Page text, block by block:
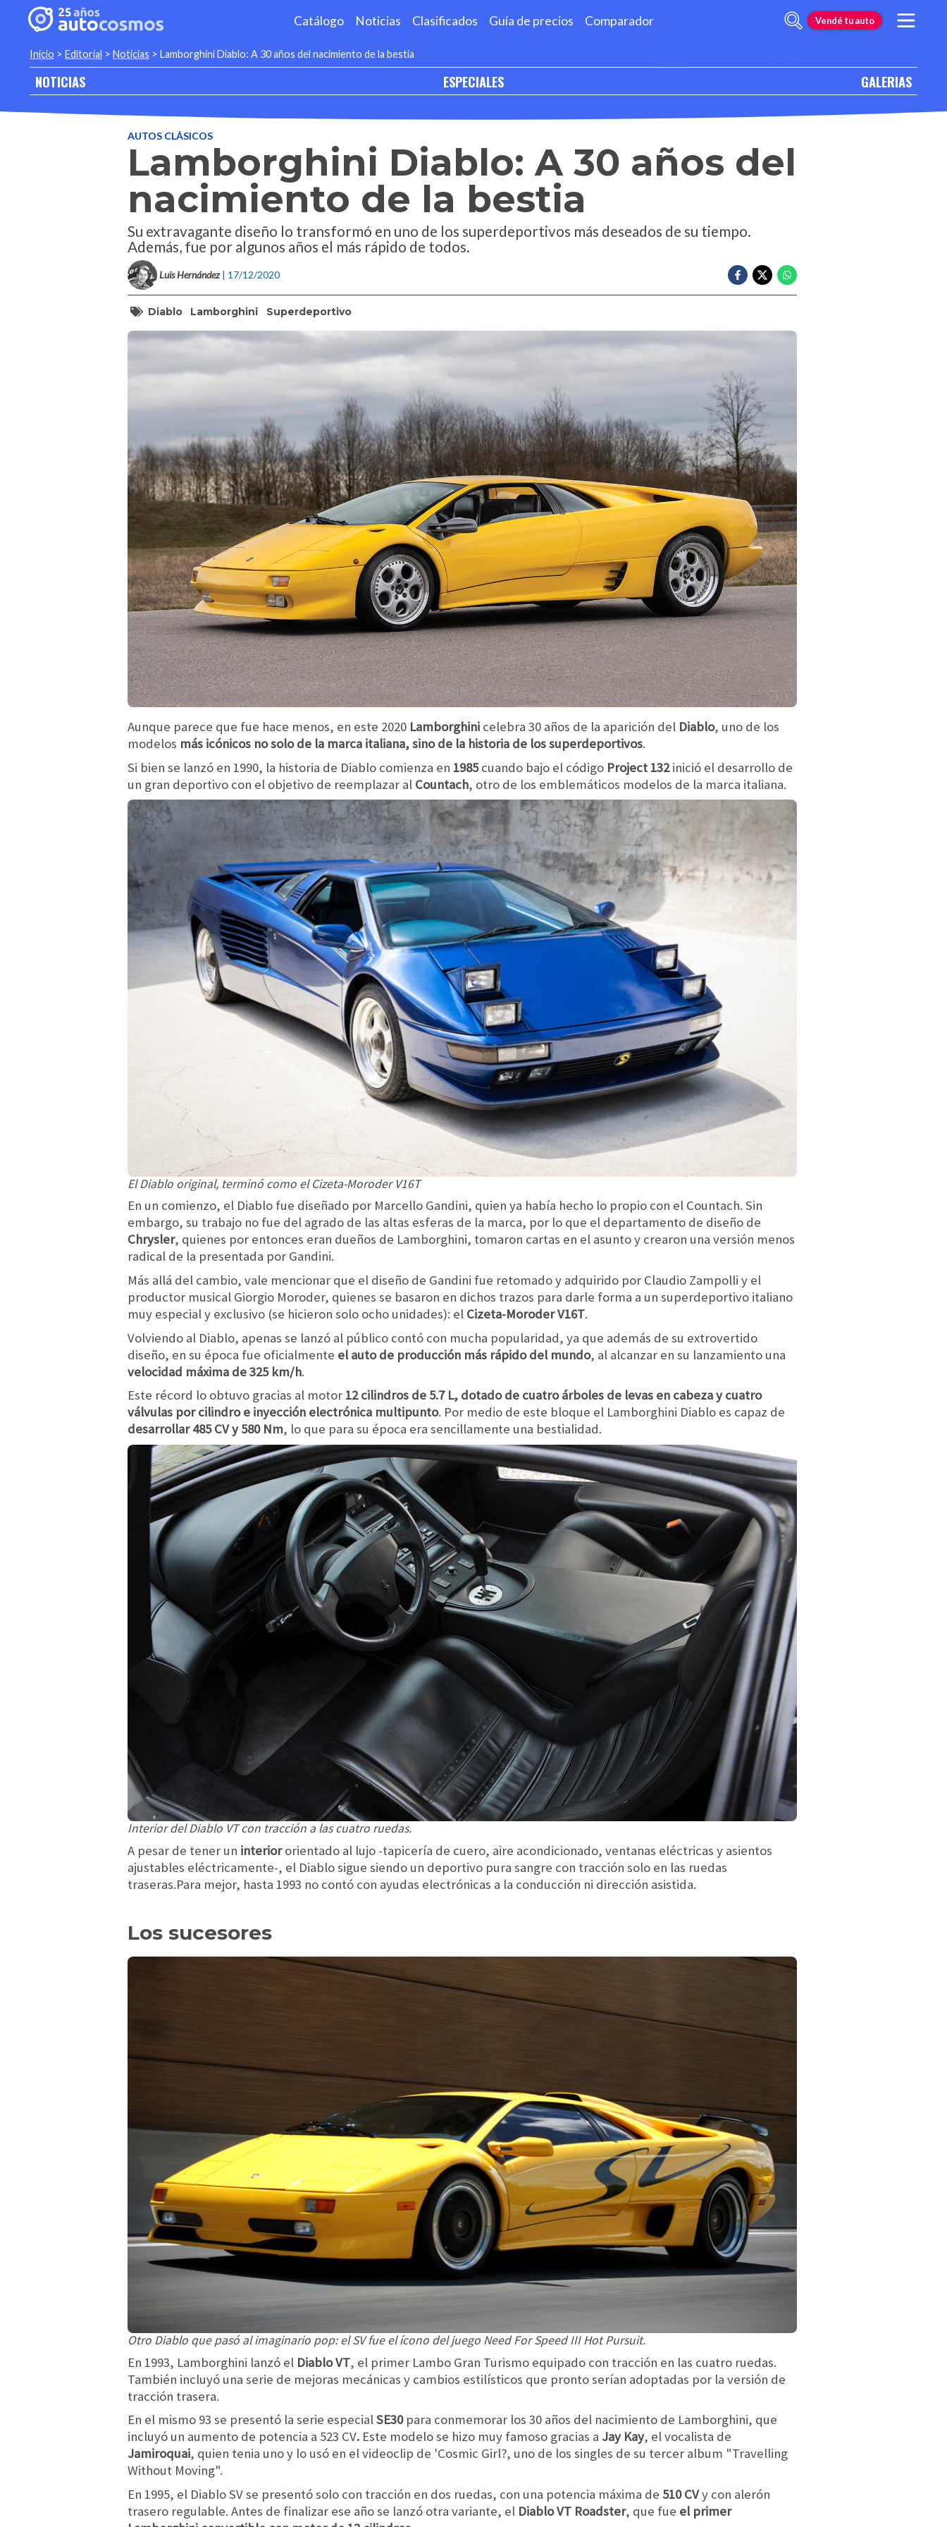
Catálogo Noticias Clasificados Guía de precios Comparador Vendé tu auto
Inicio > Editorial > Noticias > Lamborghini Diablo: A 30 años del nacimiento de la bestia
NOTICIAS ESPECIALES GALERIAS
AUTOS CLÁSICOS
Lamborghini Diablo: A 30 años del
nacimiento de la bestia
Su extravagante diseño lo transformó en uno de los superdeportivos más deseados de su tiempo.
Además, fue por algunos años el más rápido de todos.
Luis Hernández | 17/12/2020
Diablo Lamborghini Superdeportivo
Aunque parece que fue hace menos, en este 2020 Lamborghini celebra 30 años de la aparición del Diablo, uno de los
modelos más icónicos no solo de la marca italiana, sino de la historia de los superdeportivos.
Si bien se lanzó en 1990, la historia de Diablo comienza en 1985cuando bajo el código Project 132inició el desarrollo de
un gran deportivo con el objetivo de reemplazar al Countach, otro de los emblemáticos modelos de la marca italiana.
El Diablo original, terminó como el Cizeta-Moroder V16T
En un comienzo, el Diablo fue diseñado por Marcello Gandini, quien ya había hecho lo propio con el Countach. Sin
embargo, su trabajo no fue del agrado de las altas esferas de la marca, por lo que el departamento de diseño de
Chrysler, quienes por entonces eran dueños de Lamborghini, tomaron cartas en el asunto y crearon una versión menos
radical de la presentada por Gandini.
Más allá del cambio, vale mencionar que el diseño de Gandini fue retomado y adquirido por Claudio Zampolli y el
productor musical Giorgio Moroder, quienes se basaron en dichos trazos para darle forma a un superdeportivo italiano
muy especial y exclusivo (se hicieron solo ocho unidades): el Cizeta-Moroder V16T.
Volviendo al Diablo, apenas se lanzó al público contó con mucha popularidad, ya que además de su extrovertido
diseño, en su época fue oficialmente el auto de producción más rápido del mundo, al alcanzar en su lanzamiento una
velocidad máxima de 325 km/h.
Este récord lo obtuvo gracias al motor 12 cilindros de 5.7 L, dotado de cuatro árboles de levas en cabeza y cuatro
válvulas por cilindro e inyección electrónica multipunto. Por medio de este bloque el Lamborghini Diablo es capaz de
desarrollar 485 CV y 580 Nm, lo que para su época era sencillamente una bestialidad.
Interior del Diablo VT con tracción a las cuatro ruedas.
A pesar de tener un interiororientado al lujo -tapicería de cuero, aire acondicionado, ventanas eléctricas y asientos
ajustables eléctricamente-, el Diablo sigue siendo un deportivo pura sangre con tracción solo en las ruedas
traseras.Para mejor, hasta 1993 no contó con ayudas electrónicas a la conducción ni dirección asistida.
Los sucesores
Otro Diablo que pasó al imaginario pop: el SV fue el ícono del juego Need For Speed III Hot Pursuit.
En 1993, Lamborghini lanzó el Diablo VT, el primer Lambo Gran Turismo equipado con tracción en las cuatro ruedas.
También incluyó una serie de mejoras mecánicas y cambios estilísticos que pronto serían adoptadas por la versión de
tracción trasera.
En el mismo 93 se presentó la serie especialSE30 para conmemorar los 30 años del nacimiento de Lamborghini, que
incluyó un aumento de potencia a 523 CV. Este modelo se hizo muy famoso gracias a Jay Kay, el vocalista de
Jamiroquai, quien tenia uno y lo usó en el videoclip de 'Cosmic Girl?, uno de los singles de su tercer album "Travelling
Without Moving".
En 1995, el Diablo SV se presentó solo con tracción en dos ruedas, con una potencia máxima de 510 CVy ​​con alerón
trasero regulable. Antes de finalizar ese año se lanzó otra variante, el Diablo VT Roadster, que fue el primer